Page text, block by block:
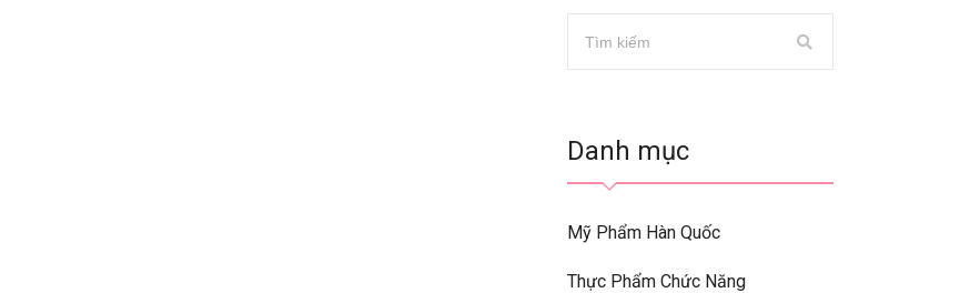
Danh mục
Mỹ Phẩm Hàn Quốc
Thực Phẩm Chức Năng